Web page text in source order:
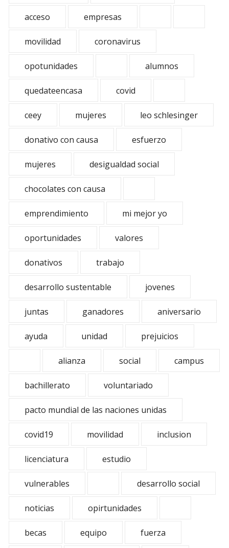
acceso empresas
movilidad coronavirus
opotunidades alumnos
quedateencasa covid
ceey mujeres leo schlesinger
donativo con causa esfuerzo
mujeres desigualdad social
chocolates con causa
emprendimiento mi mejor yo
oportunidades valores
donativos trabajo
desarrollo sustentable jovenes
juntas ganadores aniversario
ayuda unidad prejuicios
alianza social campus
bachillerato voluntariado
pacto mundial de las naciones unidas
covid19 movilidad inclusion
licenciatura estudio
vulnerables desarrollo social
noticias opirtunidades
becas equipo fuerza